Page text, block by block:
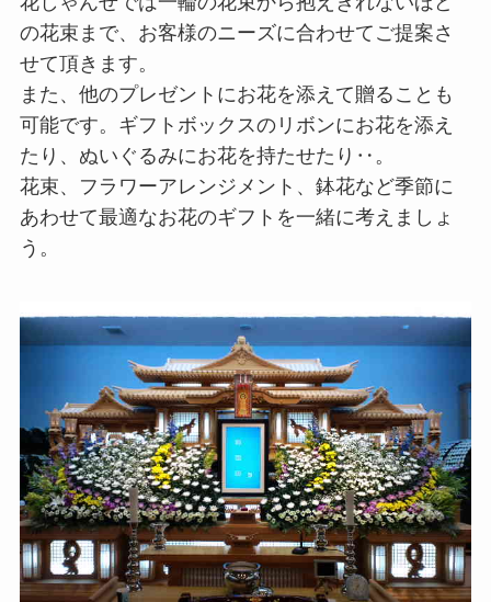
の花束まで、お客様のニーズに合わせてご提案さ
せて頂きます。
また、他のプレゼントにお花を添えて贈ることも
可能です。ギフトボックスのリボンにお花を添え
たり、ぬいぐるみにお花を持たせたり‥。
花束、フラワーアレンジメント、鉢花など季節に
あわせて最適なお花のギフトを一緒に考えましょ
う。